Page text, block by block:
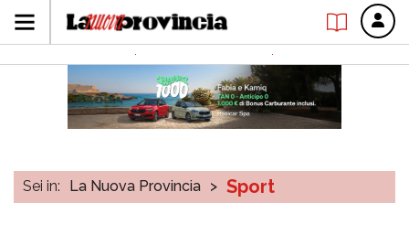
Sei in: La Nuova Provincia > Sport